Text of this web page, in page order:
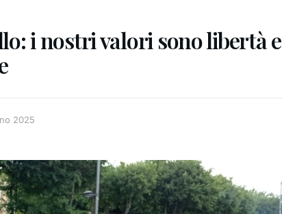
i nostri valori sono libertà e
2025